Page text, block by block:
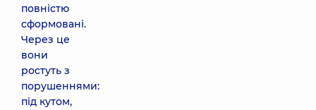
повністю
сформовані.
Через це
вони
ростуть з
порушеннями:
під кутом,